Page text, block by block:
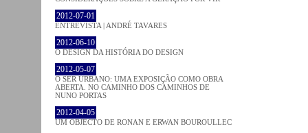
2012-07-01
ENTREVISTA | ANDRÉ TAVARES
2012-06-10
O DESIGN DA HISTÓRIA DO DESIGN
2012-05-07
O SER URBANO: UMA EXPOSIÇÃO COMO OBRA
ABERTA. NO CAMINHO DOS CAMINHOS DE
NUNO PORTAS
2012-04-05
UM OBJECTO DE RONAN E ERWAN BOUROULLEC